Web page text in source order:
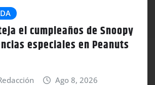
el cumpleaños de Snoopy
especiales en Peanuts
Ago 8, 2026